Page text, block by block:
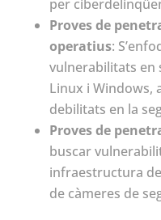
per
Proves de
operatius:
vulnerabilitats en
Linux i Windows,
debilitats en la
Proves de
buscar
infraestructura
de càmeres de